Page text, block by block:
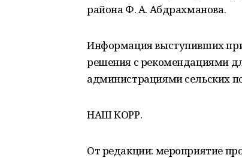
района Ф. А. Абдрахманова.
Информация выступивших
решения с рекомендациями
администрациями сельских
НАШ КОРР.
От редакции: мероприятие